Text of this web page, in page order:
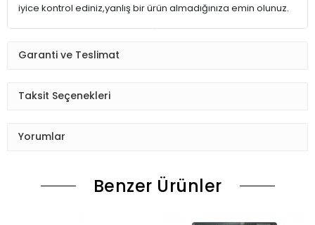
iyice kontrol ediniz,yanlış bir ürün almadığınıza emin olunuz.
ÜRÜNLER STOKTAN HEMEN TESLİMAT
15:30'a kadarki siparişleriniz,AYNI GÜN içinde kargoya teslim
Saat 15:30 dan sonraki kargolar,diğer iş günü kargoya teslim
Ürün sipariş verdiğinizde Sizi Sms ile bilgilendireceğiz her
varsa ise Bize (Whatshapp) numaramızdan ulaşıp
Garanti ve Teslimat
Taksit Seçenekleri
Yorumlar
Benzer Ürünler